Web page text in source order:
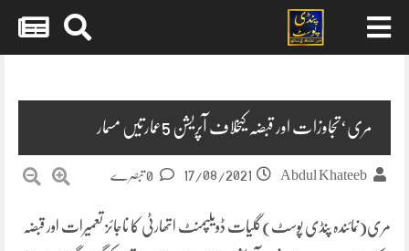
مری‘تجاوزات اور قبضہ کیخلاف آپریشن 5عمارتیں مسمار
Abdul Khateeb
17/08/2021
مری(نمائندہ پنڈی پوسٹ)گلیات ڈویلپمنٹ اتھارٹی کا ناجائز تعمیرات اور قبضہ